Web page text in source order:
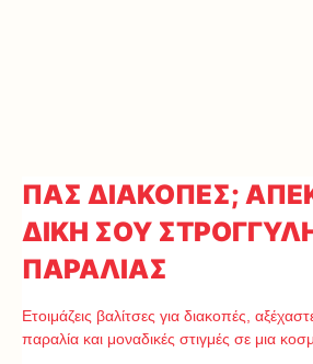
ΠΑΣ ΔΙΑΚΟΠΕΣ;
ΔΙΚΗ ΣΟΥ
ΠΑΡΑΛΙΑΣ
Ετοιμάζεις βαλίτσες για διακοπές,
παραλία και μοναδικές στιγμές σε μια